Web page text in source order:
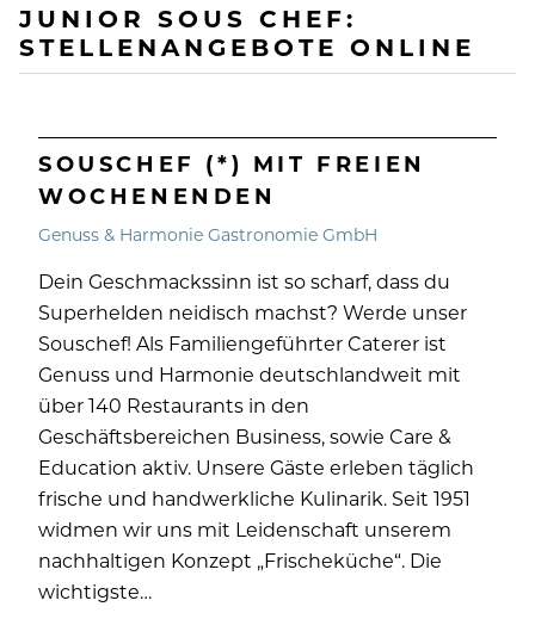
JUNIOR SOUS CHEF:
STELLENANGEBOTE ONLINE
SOUSCHEF (*) MIT FREIEN
WOCHENENDEN
Genuss & Harmonie Gastronomie GmbH
Dein Geschmackssinn ist so scharf, dass du
Superhelden neidisch machst? Werde unser
Souschef! Als Familiengeführter Caterer ist
Genuss und Harmonie deutschlandweit mit
über 140 Restaurants in den
Geschäftsbereichen Business, sowie Care &
Education aktiv. Unsere Gäste erleben täglich
frische und handwerkliche Kulinarik. Seit 1951
widmen wir uns mit Leidenschaft unserem
nachhaltigen Konzept „Frischeküche“. Die
wichtigste…